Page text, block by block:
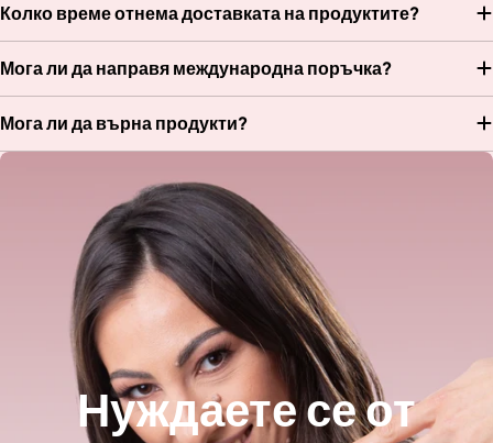
Нуждаете се от
Колко време отнема доставката на продуктите?
Мога ли да направя международна поръчка?
Мога ли да върна продукти?